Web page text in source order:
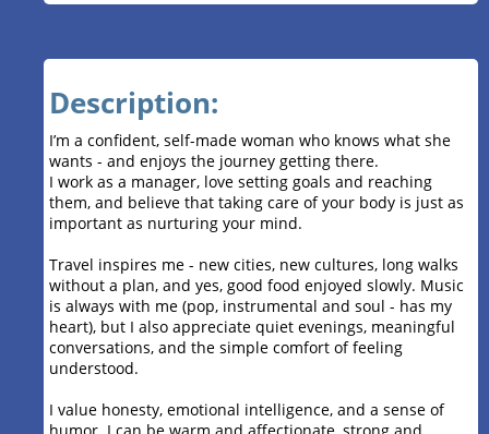
Description:
I’m a confident, self-made woman who knows what she
wants - and enjoys the journey getting there.
I work as a manager, love setting goals and reaching
them, and believe that taking care of your body is just as
important as nurturing your mind.
Travel inspires me - new cities, new cultures, long walks
without a plan, and yes, good food enjoyed slowly. Music
is always with me (pop, instrumental and soul - has my
heart), but I also appreciate quiet evenings, meaningful
conversations, and the simple comfort of feeling
understood.
I value honesty, emotional intelligence, and a sense of